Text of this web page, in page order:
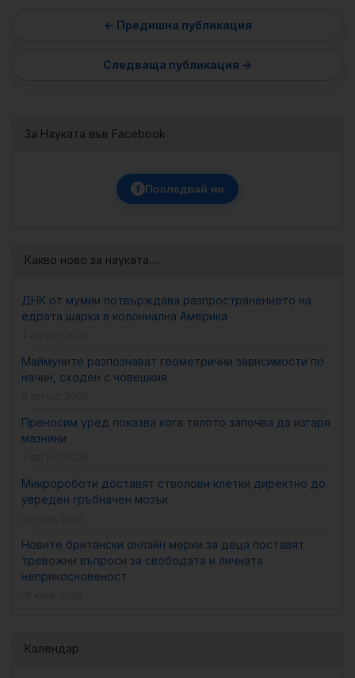
За Науката във Facebook
f Последвай ни
Какво ново за науката…
ДНК от мумии потвърждава разпространението на
едрата шарка в колониална Америка
Маймуните разпознават геометрични зависимости по
начин, сходен с човешкия
Преносим уред показва кога тялото започва да изгаря
мазнини
Микророботи доставят стволови клетки директно до
увреден гръбначен мозък
Новите британски онлайн мерки за деца поставят
тревожни въпроси за свободата и личната
неприкосновеност
Календар